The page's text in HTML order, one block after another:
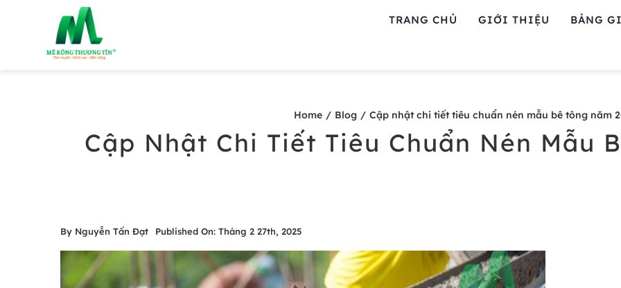
TRANG CHỦ GIỚI THIỆU BẢNG
Home Blog Cập nhật chi tiết tiêu chuẩn nén mẫu bê tông năm
Cập Nhật Chi Tiết Tiêu Chuẩn Nén Mẫu
By Nguyễn Tấn Đạt Published On: Tháng 2 27th, 2025